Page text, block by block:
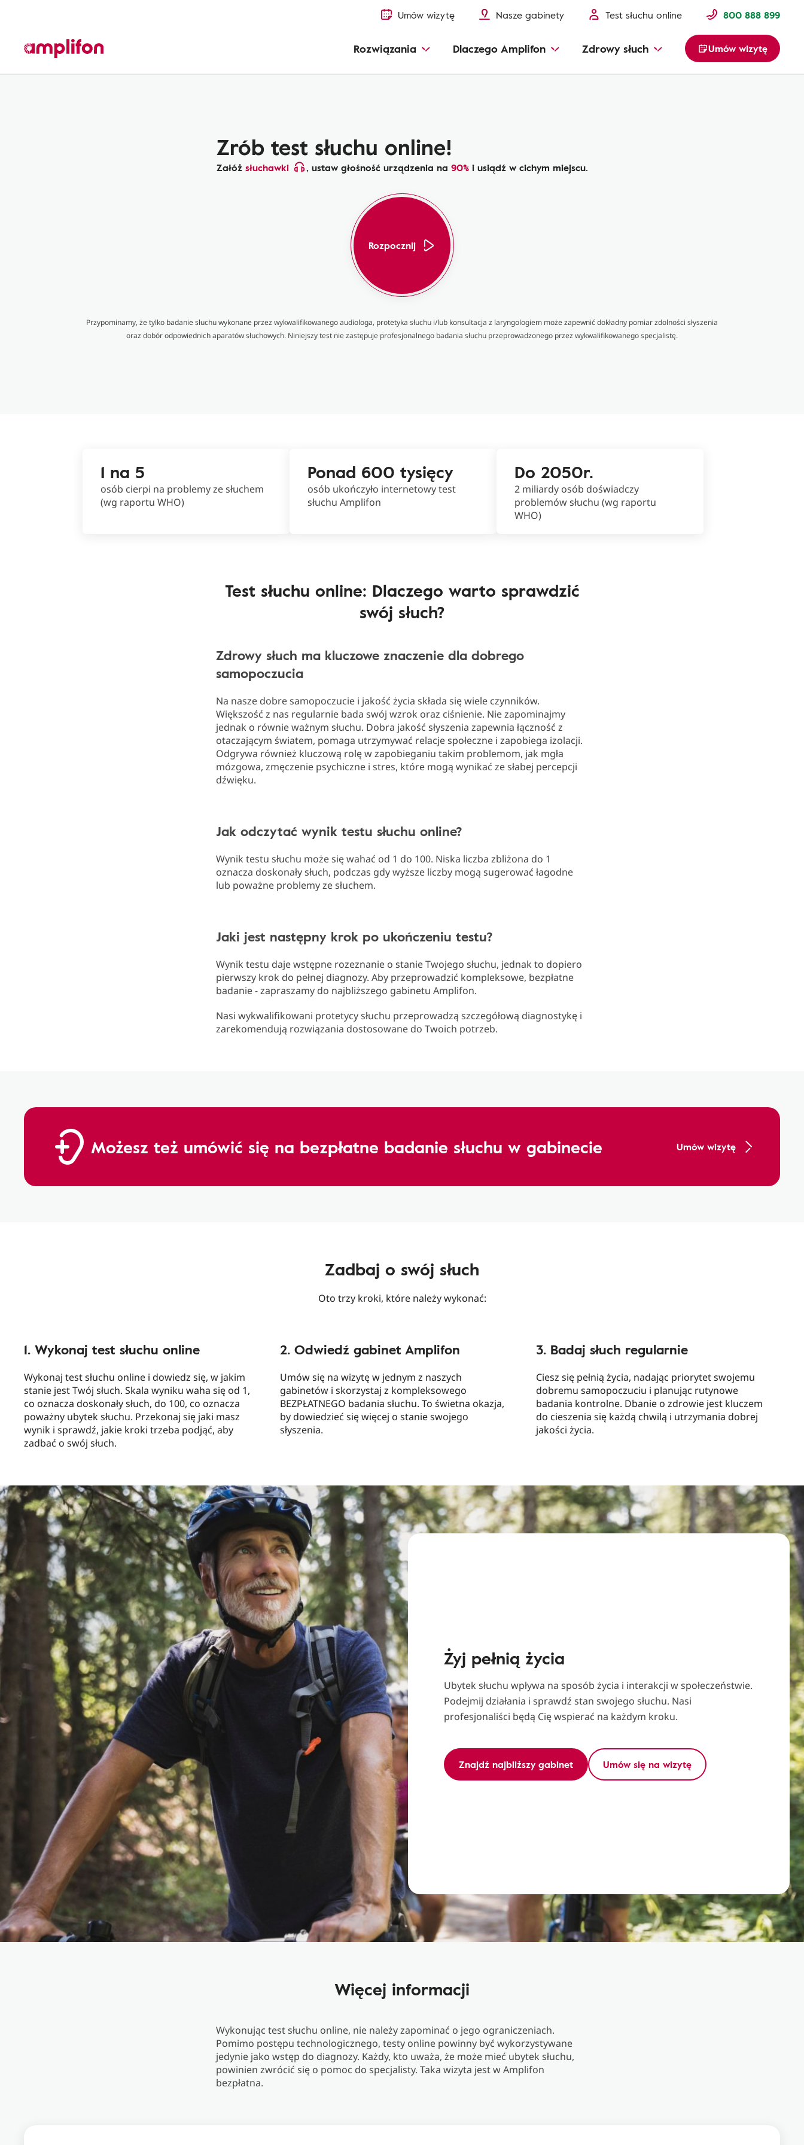
Umów wizytę Nasze gabinety Test słuchu online 800 888 899
Rozwiązania Dlaczego Amplifon Zdrowy słuch Umów wizytę
Zrób test słuchu online!
Załóż słuchawki , ustaw głośność urządzenia na 90%i usiądź w cichym miejscu.
Rozpocznij
Przypominamy, że tylko badanie słuchu wykonane przez wykwalifikowanego audiologa, protetyka słuchu i/lub konsultacja z laryngologiem może zapewnić dokładny pomiar zdolności słyszenia
oraz dobór odpowiednich aparatów słuchowych. Niniejszy test nie zastępuje profesjonalnego badania słuchu przeprowadzonego przez wykwalifikowanego specjalistę.
1 na 5
osób cierpi na problemy ze słuchem
(wg raportu WHO)
Ponad 600 tysięcy
osób ukończyło internetowy test
słuchu Amplifon
Do 2050r.
2 miliardy osób doświadczy
problemów słuchu (wg raportu
WHO)
Test słuchu online: Dlaczego warto sprawdzić
swój słuch?
Zdrowy słuch ma kluczowe znaczenie dla dobrego
samopoczucia
Na nasze dobre samopoczucie i jakość życia składa się wiele czynników.
Większość z nas regularnie bada swój wzrok oraz ciśnienie. Nie zapominajmy
jednak o równie ważnym słuchu. Dobra jakość słyszenia zapewnia łączność z
otaczającym światem, pomaga utrzymywać relacje społeczne i zapobiega izolacji.
Odgrywa również kluczową rolę w zapobieganiu takim problemom, jak mgła
mózgowa, zmęczenie psychiczne i stres, które mogą wynikać ze słabej percepcji
dźwięku.
Jak odczytać wynik testu słuchu online?
Wynik testu słuchu może się wahać od 1 do 100. Niska liczba zbliżona do 1
oznacza doskonały słuch, podczas gdy wyższe liczby mogą sugerować łagodne
lub poważne problemy ze słuchem.
Jaki jest następny krok po ukończeniu testu?
Wynik testu daje wstępne rozeznanie o stanie Twojego słuchu, jednak to dopiero
pierwszy krok do pełnej diagnozy. Aby przeprowadzić kompleksowe, bezpłatne
badanie - zapraszamy do najbliższego gabinetu Amplifon.
Nasi wykwalifikowani protetycy słuchu przeprowadzą szczegółową diagnostykę i
zarekomendują rozwiązania dostosowane do Twoich potrzeb.
Możesz też umówić się na bezpłatne badanie słuchu w gabinecie Umów wizytę
Zadbaj o swój słuch
Oto trzy kroki, które należy wykonać:
1. Wykonaj test słuchu online
Wykonaj test słuchu online i dowiedz się, w jakim
stanie jest Twój słuch. Skala wyniku waha się od 1,
co oznacza doskonały słuch, do 100, co oznacza
poważny ubytek słuchu. Przekonaj się jaki masz
wynik i sprawdź, jakie kroki trzeba podjąć, aby
zadbać o swój słuch.
2. Odwiedź gabinet Amplifon
Umów się na wizytę w jednym z naszych
gabinetów i skorzystaj z kompleksowego
BEZPŁATNEGO badania słuchu. To świetna okazja,
by dowiedzieć się więcej o stanie swojego
słyszenia.
3. Badaj słuch regularnie
Ciesz się pełnią życia, nadając priorytet swojemu
dobremu samopoczuciu i planując rutynowe
badania kontrolne. Dbanie o zdrowie jest kluczem
do cieszenia się każdą chwilą i utrzymania dobrej
jakości życia.
Żyj pełnią życia
Ubytek słuchu wpływa na sposób życia i interakcji w społeczeństwie.
Podejmij działania i sprawdź stan swojego słuchu. Nasi
profesjonaliści będą Cię wspierać na każdym kroku.
Znajdź najbliższy gabinet Umów się na wizytę
Więcej informacji
Wykonując test słuchu online, nie należy zapominać o jego ograniczeniach.
Pomimo postępu technologicznego, testy online powinny być wykorzystywane
jedynie jako wstęp do diagnozy. Każdy, kto uważa, że może mieć ubytek słuchu,
powinien zwrócić się o pomoc do specjalisty. Taka wizyta jest w Amplifon
bezpłatna.